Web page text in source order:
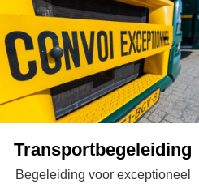
Transportbegeleiding
Begeleiding voor exceptioneel